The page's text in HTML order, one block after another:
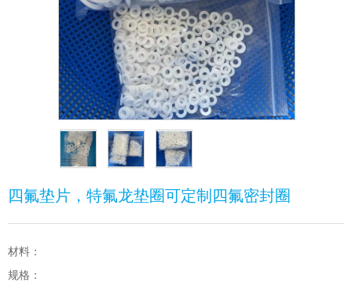
四氟垫片，特氟龙垫圈可定制四氟密封圈
材料：
规格：